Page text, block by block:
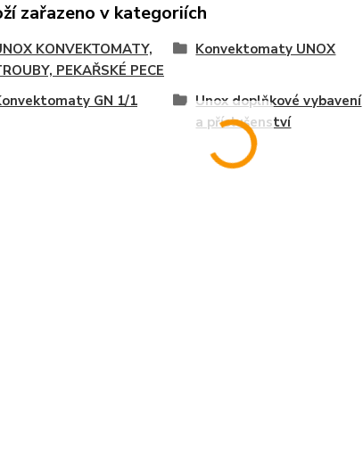
zařazeno v kategoriích
KONVEKTOMATY,
PEKAŘSKÉ PECE
Konvektomaty UNOX
GN 1/1
Unox doplňkové vybavení
a příslušenství